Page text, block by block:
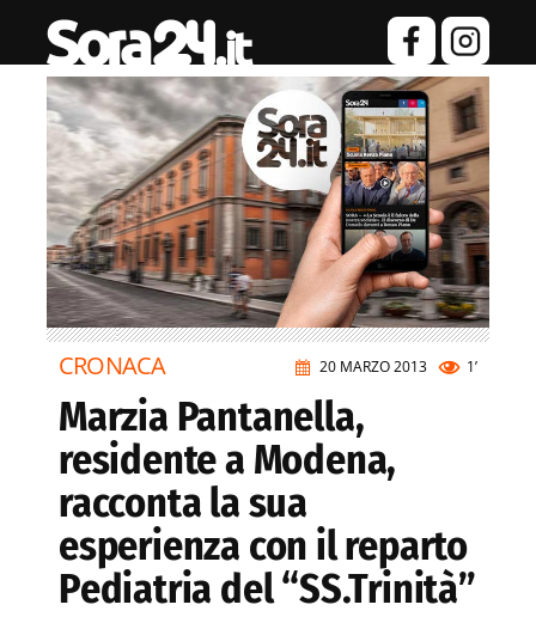
20 MARZO 2013 1’
CRONACA
Marzia Pantanella,
residente a Modena,
racconta la sua
esperienza con il reparto
Pediatria del “SS.Trinità”